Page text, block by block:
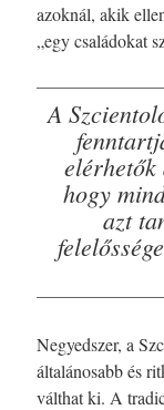
azoknál, akik
„egy családokat
A
hogy
azt
Negyedszer, a
általánosabb és
válthat ki. A